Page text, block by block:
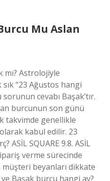
Mu Aslan
mı? Astrolojiyle
“23 Ağustos hangi
cevabı Başak’tır.
burcunun son günü
takvimde genellikle
kabul edilir. 23
ASİL SQUARE 9.8. ASİL
verme sürecinde
müşteri beyanları dikkate
Başak burcu hangi ay?